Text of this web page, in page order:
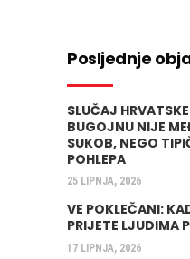
Posljednje
SLUČAJ
BUGOJNU NIJE
SUKOB, NEGO
POHLEPA
25 LIPNJA, 2026
VE POKLEČANI:
PRIJETE LJUDIMA
17 LIPNJA, 2026